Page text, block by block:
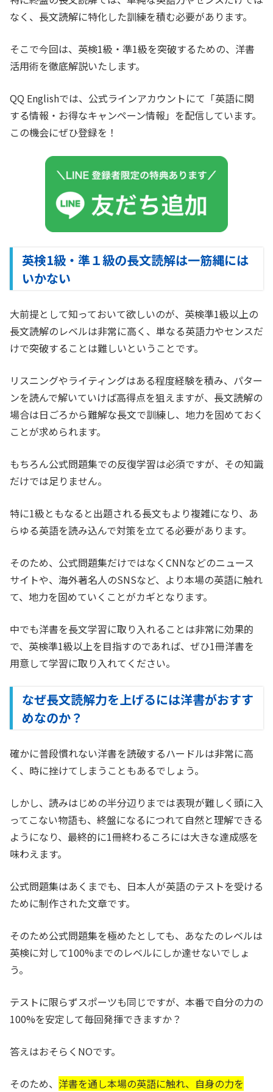
なく、長文読解に特化した訓練を積む必要があります。
そこで今回は、英検1級・準1級を突破するための、洋書
活用術を徹底解説いたします。
QQ Englishでは、公式ラインアカウントにて「英語に関
する情報・お得なキャンペーン情報」を配信しています。
この機会にぜひ登録を！
英検1級・準１級の長文読解は一筋縄には
いかない
大前提として知っておいて欲しいのが、英検準1級以上の
長文読解のレベルは非常に高く、単なる英語力やセンスだ
けで突破することは難しいということです。
リスニングやライティングはある程度経験を積み、パター
ンを読んで解いていけば高得点を狙えますが、長文読解の
場合は日ごろから難解な長文で訓練し、地力を固めておく
ことが求められます。
もちろん公式問題集での反復学習は必須ですが、その知識
だけでは足りません。
特に1級ともなると出題される長文もより複雑になり、あ
らゆる英語を読み込んで対策を立てる必要があります。
そのため、公式問題集だけではなくCNNなどのニュース
サイトや、海外著名人のSNSなど、より本場の英語に触れ
て、地力を固めていくことがカギとなります。
中でも洋書を長文学習に取り入れることは非常に効果的
で、英検準1級以上を目指すのであれば、ぜひ1冊洋書を
用意して学習に取り入れてください。
なぜ長文読解力を上げるには洋書がおすす
めなのか？
確かに普段慣れない洋書を読破するハードルは非常に高
く、時に挫けてしまうこともあるでしょう。
しかし、読みはじめの半分辺りまでは表現が難しく頭に入
ってこない物語も、終盤になるにつれて自然と理解できる
ようになり、最終的に1冊終わるころには大きな達成感を
味わえます。
公式問題集はあくまでも、日本人が英語のテストを受ける
ために制作された文章です。
そのため公式問題集を極めたとしても、あなたのレベルは
英検に対して100%までのレベルにしか達せないでしょ
う。
テストに限らずスポーツも同じですが、本番で自分の力の
100%を安定して毎回発揮できますか？
答えはおそらくNOです。
そのため、 洋書を通し本場の英語に触れ、自身の力を